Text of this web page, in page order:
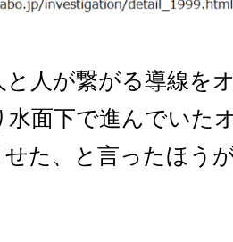
と人が繋がる導線を
水面下で進んでいた
た、と言ったほう